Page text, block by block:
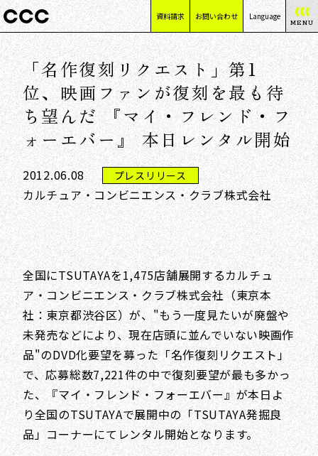
資料請求 お問い合わせ Language
日本語
English
简体中文
繁體中文
MENU
「名作復刻リクエスト」第1
位、映画ファンが復刻を最も待
ち望んだ 『マイ・フレンド・フ
ォーエバー』 本日レンタル開始
2012.06.08 プレスリリース
カルチュア・コンビニエンス・クラブ株式会社
全国にTSUTAYAを1,475店舗展開するカルチュ
ア・コンビニエンス・クラブ株式会社（東京本
社：東京都渋谷区）が、"もう一度見たいが廃盤や
未発売などにより、現在店頭に並んでいない映画作
品"のDVD化要望を募った「名作復刻リクエスト」
で、応募総数7,221件の中で復刻要望が最も多かっ
た、『マイ・フレンド・フォーエバー』が本日よ
り全国のTSUTAYAで展開中の「TSUTAYA発掘良
品」コーナーにてレンタル開始となります。